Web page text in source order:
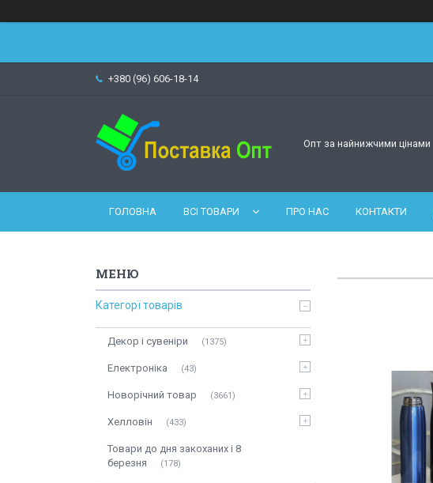
+380 (96) 606-18-14
Опт за найнижчими цінами
ГОЛОВНА ВСІ ТОВАРИ ПРО НАС КОНТАКТИ
Категорї товарів
Декор і сувеніри 1375
Електроніка 43
Новорічний товар 3661
Хелловін 433
Товари до дня закоханих і 8
березня
178